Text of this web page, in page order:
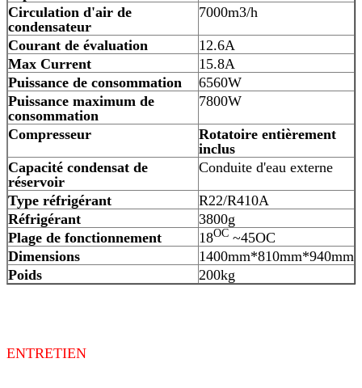
Circulation d'air de
condensateur
7000m3/h
Courant de évaluation
12.6A
Max Current
15.8A
Puissance de consommation
6560W
Puissance maximum de
consommation
7800W
Compresseur
Rotatoire entièrement
inclus
Capacité condensat de
réservoir
Conduite d'eau externe
Type réfrigérant
R22/R410A
Réfrigérant
3800g
Plage de fonctionnement
18OC ~45OC
Dimensions
1400mm*810mm*940mm
Poids
200kg
ENTRETIEN